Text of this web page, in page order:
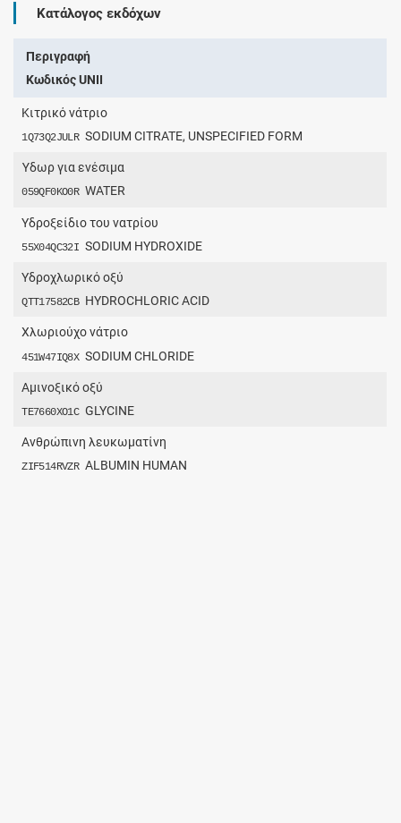
Κατάλογος εκδόχων
Περιγραφή
Κωδικός UNII
Κιτρικό νάτριο
1Q73Q2JULR SODIUM CITRATE, UNSPECIFIED FORM
Ύδωρ για ενέσιμα
059QF0KO0R WATER
Υδροξείδιο του νατρίου
55X04QC32I SODIUM HYDROXIDE
Υδροχλωρικό οξύ
QTT17582CB HYDROCHLORIC ACID
Χλωριούχο νάτριο
451W47IQ8X SODIUM CHLORIDE
Αμινοξικό οξύ
TE7660XO1C GLYCINE
Ανθρώπινη λευκωματίνη
ZIF514RVZR ALBUMIN HUMAN